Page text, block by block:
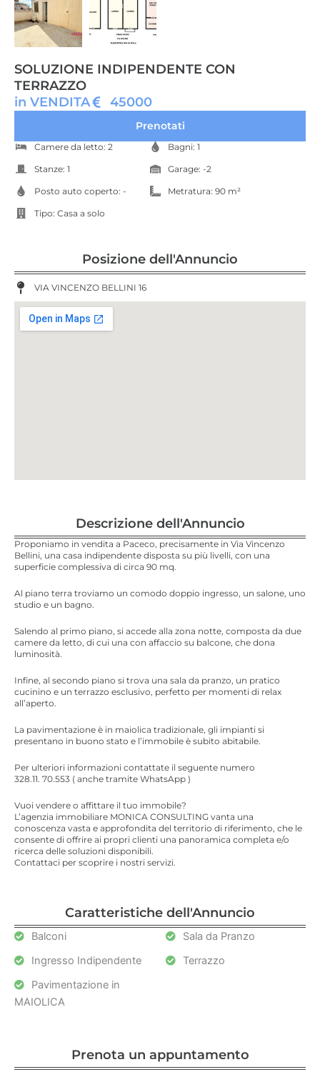
SOLUZIONE INDIPENDENTE CON
TERRAZZO
in VENDITA
45000
Prenotati
Camere da letto: 2 Bagni: 1
Stanze: 1 Garage: -2
Posto auto coperto: - Metratura: 90 m²
Tipo: Casa a solo
Posizione dell'Annuncio
VIA VINCENZO BELLINI 16
Descrizione dell'Annuncio
Proponiamo in vendita a Paceco, precisamente in Via Vincenzo
Bellini, una casa indipendente disposta su più livelli, con una
superficie complessiva di circa 90 mq.
Al piano terra troviamo un comodo doppio ingresso, un salone, uno
studio e un bagno.
Salendo al primo piano, si accede alla zona notte, composta da due
camere da letto, di cui una con affaccio su balcone, che dona
luminosità.
Infine, al secondo piano si trova una sala da pranzo, un pratico
cucinino e un terrazzo esclusivo, perfetto per momenti di relax
all’aperto.
La pavimentazione è in maiolica tradizionale, gli impianti si
presentano in buono stato e l’immobile è subito abitabile.
Per ulteriori informazioni contattate il seguente numero
328.11. 70.553 ( anche tramite WhatsApp )
Vuoi vendere o affittare il tuo immobile?
L’agenzia immobiliare MONICA CONSULTING vanta una
conoscenza vasta e approfondita del territorio di riferimento, che le
consente di offrire ai propri clienti una panoramica completa e/o
ricerca delle soluzioni disponibili.
Contattaci per scoprire i nostri servizi.
Caratteristiche dell'Annuncio
Balconi
Ingresso Indipendente
Pavimentazione in
MAIOLICA
Sala da Pranzo
Terrazzo
Prenota un appuntamento